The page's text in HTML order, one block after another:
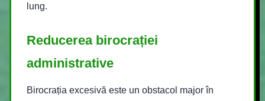
lung.
Reducerea birocrației
administrative
Birocrația excesivă este un obstacol major în